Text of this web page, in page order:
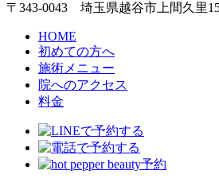
〒343-0043 埼玉県越谷市上間久里
HOME
初めての方へ
施術メニュー
院へのアクセス
料金